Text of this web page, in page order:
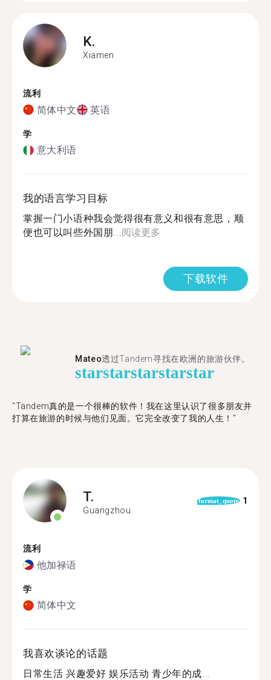
K.
Xiamen
流利
简体中文 英语
学
意大利语
我的语言学习目标
掌握一门小语种我会觉得很有意义和很有意思，顺
便也可以叫些外国朋...阅读更多
下载软件
Mateo透过Tandem寻找在欧洲的旅游伙伴。
starstarstarstarstar
"Tandem真的是一个很棒的软件！我在这里认识了很多朋友并
打算在旅游的时候与他们见面。它完全改变了我的人生！"
T.
Guangzhou
format_quote 1
流利
他加禄语
学
简体中文
我喜欢谈论的话题
日常生活 兴趣爱好 娱乐活动 青少年的成...